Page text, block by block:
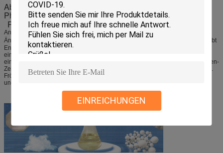
EINREICHUNGEN
Abkühlende der Westen-64℉/18℃ organische Produkte
Phasen-Änderungs-der Material-/PCM
Produktbeschreibung
Anders als gefrorene Wasser- oder Gelprodukte behält das Phasen-
Änderungs-Material eine konsequente Temperatur von 64℉/18℃ bei und treibt
Energie bei einer konstanten Temperatur während seines Überganges von
einem Körper zu einer Flüssigkeit weg. Dieses garantiert, dass der Benutzer
eine Konstante empfängt, Kühltemperatur während des gesamten 2-3-Stunden-
Zeitraums. Zeit einzufrieren: ca. 30 Minuten, Zeit aufzutauen: ca. 120 Minuten.
Fröste im Kühlschrank, Gefrierschrank, Schmelzwasser. Wiederverwendbar,
ungiftig, keine Kondensation, weich.